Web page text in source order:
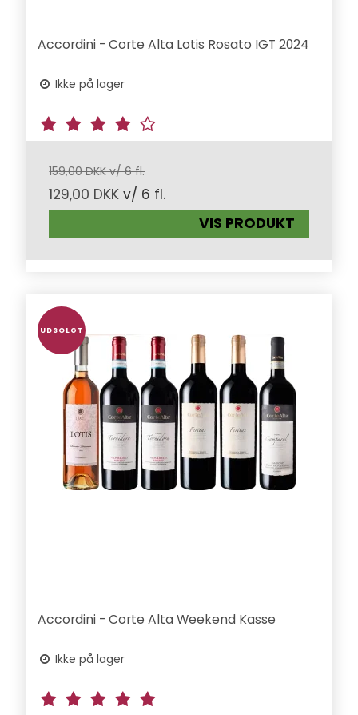
Accordini - Corte Alta Lotis Rosato IGT 2024
Ikke på lager
159,00 DKK v/ 6 fl.
129,00 DKK v/ 6 fl.
VIS PRODUKT
UDSOLGT
Accordini - Corte Alta Weekend Kasse
Ikke på lager